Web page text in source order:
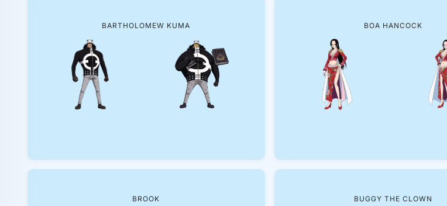
BARTHOLOMEW KUMA BOA HANCOCK
BROOK BUGGY THE CLOWN